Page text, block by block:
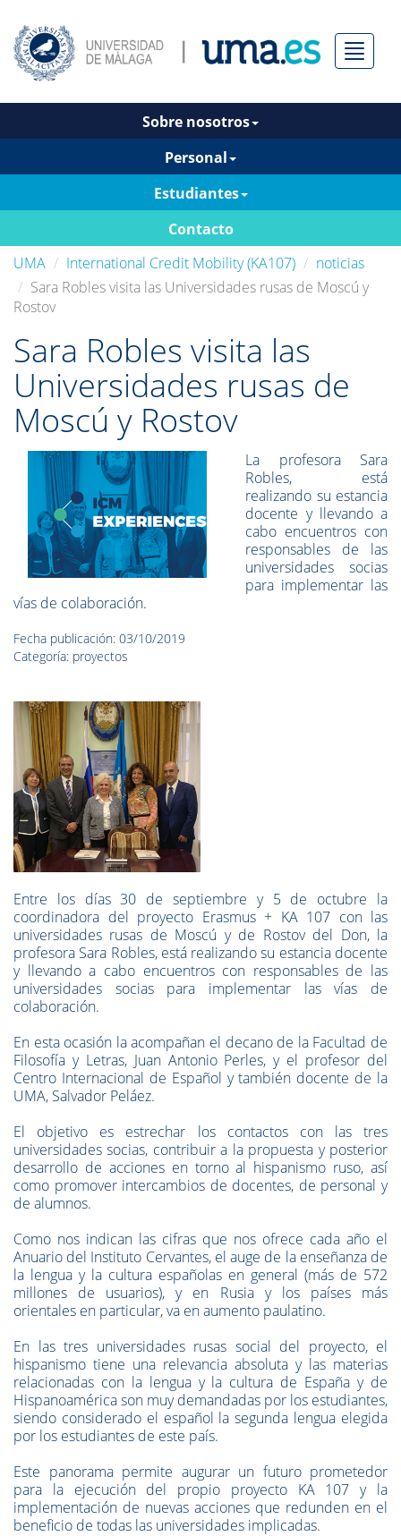
Menú
Sobre nosotros
Personal
Estudiantes
Contacto
UMA
International Credit Mobility (KA107)
noticias
Sara Robles visita las Universidades rusas de Moscú y
Rostov
Sara Robles visita las
Universidades rusas de
Moscú y Rostov
La profesora Sara
Robles, está
realizando su estancia
docente y llevando a
cabo encuentros con
responsables de las
universidades socias
para implementar las
vías de colaboración.
Fecha publicación: 03/10/2019
Categoría: proyectos
Entre los días 30 de septiembre y 5 de octubre la
coordinadora del proyecto Erasmus + KA 107 con las
universidades rusas de Moscú y de Rostov del Don, la
profesora Sara Robles, está realizando su estancia docente
y llevando a cabo encuentros con responsables de las
universidades socias para implementar las vías de
colaboración.
En esta ocasión la acompañan el decano de la Facultad de
Filosofía y Letras, Juan Antonio Perles, y el profesor del
Centro Internacional de Español y también docente de la
UMA, Salvador Peláez.
El objetivo es estrechar los contactos con las tres
universidades socias, contribuir a la propuesta y posterior
desarrollo de acciones en torno al hispanismo ruso, así
como promover intercambios de docentes, de personal y
de alumnos.
Como nos indican las cifras que nos ofrece cada año el
Anuario del Instituto Cervantes, el auge de la enseñanza de
la lengua y la cultura españolas en general (más de 572
millones de usuarios), y en Rusia y los países más
orientales en particular, va en aumento paulatino.
En las tres universidades rusas social del proyecto, el
hispanismo tiene una relevancia absoluta y las materias
relacionadas con la lengua y la cultura de España y de
Hispanoamérica son muy demandadas por los estudiantes,
siendo considerado el español la segunda lengua elegida
por los estudiantes de este país.
Este panorama permite augurar un futuro prometedor
para la ejecución del propio proyecto KA 107 y la
implementación de nuevas acciones que redunden en el
beneficio de todas las universidades implicadas.